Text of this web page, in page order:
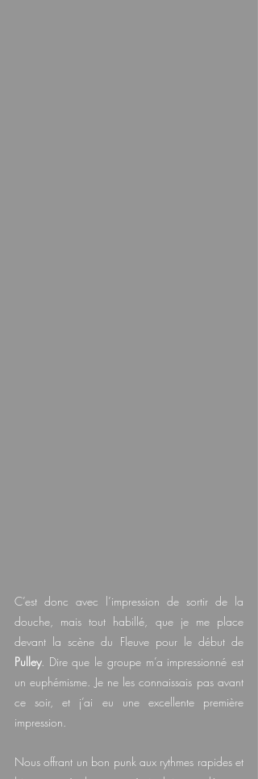
C’est donc avec l’impression de sortir de la
douche, mais tout habillé, que je me place
Pulley. Dire que le groupe m’a impressionné est
un euphémisme. Je ne les connaissais pas avant
ce soir, et j’ai eu une excellente première
impression.
Nous offrant un bon punk aux rythmes rapides et